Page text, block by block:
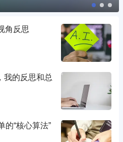
角反思
我的反思和总
的“核心算法”